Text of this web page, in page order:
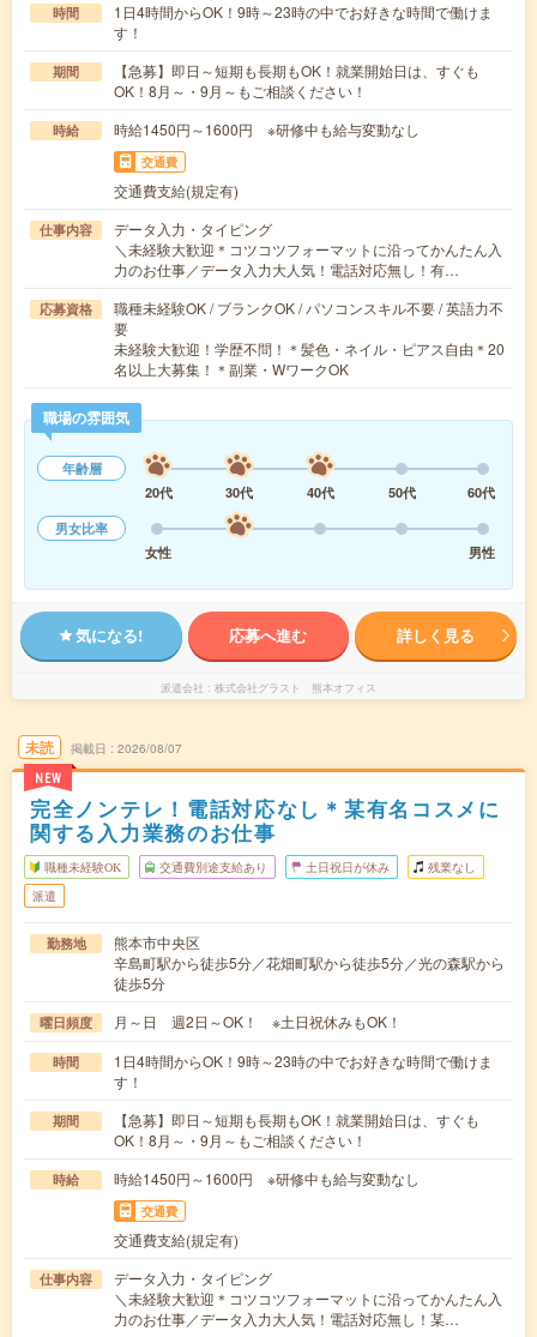
時間
1日4時間からOK！9時～23時の中でお好きな時間で働けま
す！
期間
【急募】即日～短期も長期もOK！就業開始日は、すぐも
OK！8月～・9月～もご相談ください！
時給 時給1450円～1600円 ※研修中も給与変動なし
交通費
交通費支給(規定有)
仕事内容
データ入力・タイピング
＼未経験大歓迎＊コツコツフォーマットに沿ってかんたん入
力のお仕事／データ入力大人気！電話対応無し！有…
応募資格
職種未経験OK / ブランクOK / パソコンスキル不要 / 英語力不
要
未経験大歓迎！学歴不問！＊髪色・ネイル・ピアス自由＊20
名以上大募集！＊副業・WワークOK
職場の雰囲気
年齢層
20代
30代 40代 50代
60代
男女比率
女性
男性
気になる! 応募へ進む 詳しく見る
派遣会社 株式会社グラスト 熊本オフィス
未読
NEW
掲載日 2026/08/07
完全ノンテレ！電話対応なし＊某有名コスメに
関する入力業務のお仕事
職種未経験OK 交通費別途支給あり 土日祝日が休み 残業なし
派遣
勤務地
熊本市中央区
辛島町駅から徒歩5分／花畑町駅から徒歩5分／光の森駅から
徒歩5分
曜日頻度 月～日 週2日～OK！ ※土日祝休みもOK！
時間
1日4時間からOK！9時～23時の中でお好きな時間で働けま
す！
期間
【急募】即日～短期も長期もOK！就業開始日は、すぐも
OK！8月～・9月～もご相談ください！
時給 時給1450円～1600円 ※研修中も給与変動なし
交通費
交通費支給(規定有)
仕事内容
データ入力・タイピング
＼未経験大歓迎＊コツコツフォーマットに沿ってかんたん入
力のお仕事／データ入力大人気！電話対応無し！某…